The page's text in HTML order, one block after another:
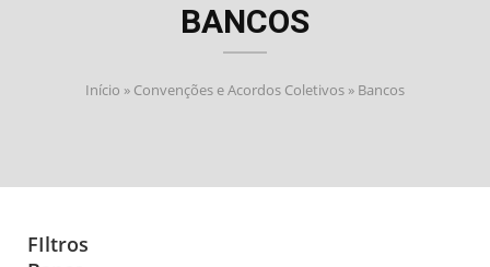
BANCOS
Início » Convenções e Acordos Coletivos » Bancos
FIltros